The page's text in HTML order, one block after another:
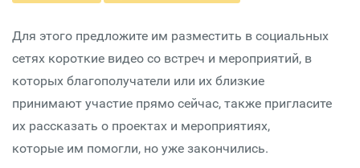
Для этого предложите им разместить в социальных
сетях короткие видео со встреч и мероприятий, в
которых благополучатели или их близкие
принимают участие прямо сейчас, также пригласите
их рассказать о проектах и мероприятиях,
которые им помогли, но уже закончились.